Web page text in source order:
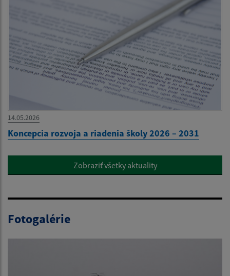
14.05.2026
Koncepcia rozvoja a riadenia školy 2026 – 2031
Zobraziť všetky aktuality
Fotogalérie